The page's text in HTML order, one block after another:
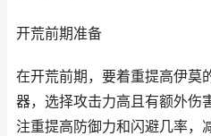
开荒前期准备
在开荒前期，要着重提高伊莫
器，选择攻击力高且有额外伤
注重提高防御力和闪避几率，